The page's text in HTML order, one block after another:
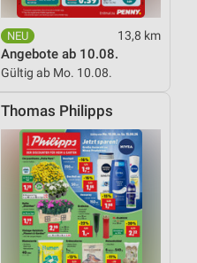
13,8 km
Angebote ab 10.08.
Gültig ab Mo. 10.08.
Thomas Philipps